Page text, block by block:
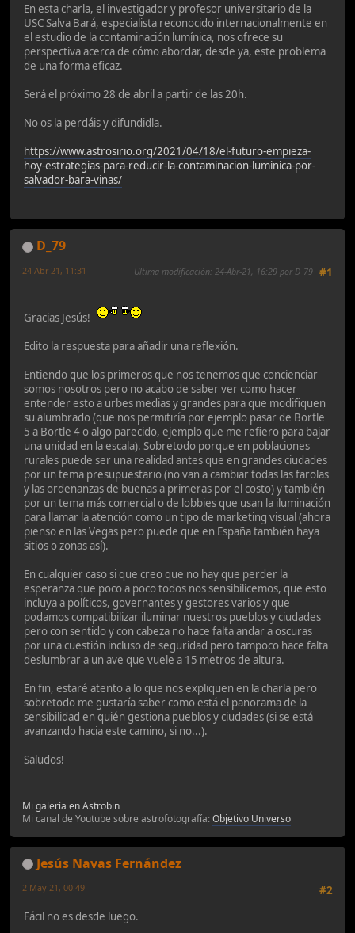
En esta charla, el investigador y profesor universitario de la
USC Salva Bará, especialista reconocido internacionalmente en
el estudio de la contaminación lumínica, nos ofrece su
perspectiva acerca de cómo abordar, desde ya, este problema
de una forma eficaz.
Será el próximo 28 de abril a partir de las 20h.
No os la perdáis y difundidla.
https://www.astrosirio.org/2021/04/18/el-futuro-empieza-
hoy-estrategias-para-reducir-la-contaminacion-luminica-por-
salvador-bara-vinas/
D_79
#1
24-Abr-21, 11:31 Ultima modificación: 24-Abr-21, 16:29 por D_79
Gracias Jesús!
Edito la respuesta para añadir una reflexión.
Entiendo que los primeros que nos tenemos que concienciar
somos nosotros pero no acabo de saber ver como hacer
entender esto a urbes medias y grandes para que modifiquen
su alumbrado (que nos permitiría por ejemplo pasar de Bortle
5 a Bortle 4 o algo parecido, ejemplo que me refiero para bajar
una unidad en la escala). Sobretodo porque en poblaciones
rurales puede ser una realidad antes que en grandes ciudades
por un tema presupuestario (no van a cambiar todas las farolas
y las ordenanzas de buenas a primeras por el costo) y también
por un tema más comercial o de lobbies que usan la iluminación
para llamar la atención como un tipo de marketing visual (ahora
pienso en las Vegas pero puede que en España también haya
sitios o zonas así).
En cualquier caso si que creo que no hay que perder la
esperanza que poco a poco todos nos sensibilicemos, que esto
incluya a políticos, governantes y gestores varios y que
podamos compatibilizar iluminar nuestros pueblos y ciudades
pero con sentido y con cabeza no hace falta andar a oscuras
por una cuestión incluso de seguridad pero tampoco hace falta
deslumbrar a un ave que vuele a 15 metros de altura.
En fin, estaré atento a lo que nos expliquen en la charla pero
sobretodo me gustaría saber como está el panorama de la
sensibilidad en quién gestiona pueblos y ciudades (si se está
avanzando hacia este camino, si no...).
Saludos!
Mi galería en Astrobin
Mi canal de Youtube sobre astrofotografía:Objetivo Universo
Jesús Navas Fernández
#2
2-May-21, 00:49
Fácil no es desde luego.